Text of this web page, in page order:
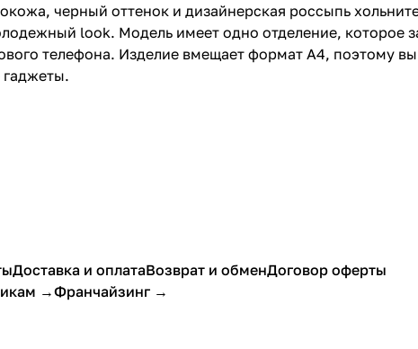
черный оттенок и дизайнерская россыпь
look. Модель имеет одно отделение, которое
телефона. Изделие вмещает формат A4, поэтому
Доставка и оплатаВозврат и обменДоговор оферты
→Франчайзинг →